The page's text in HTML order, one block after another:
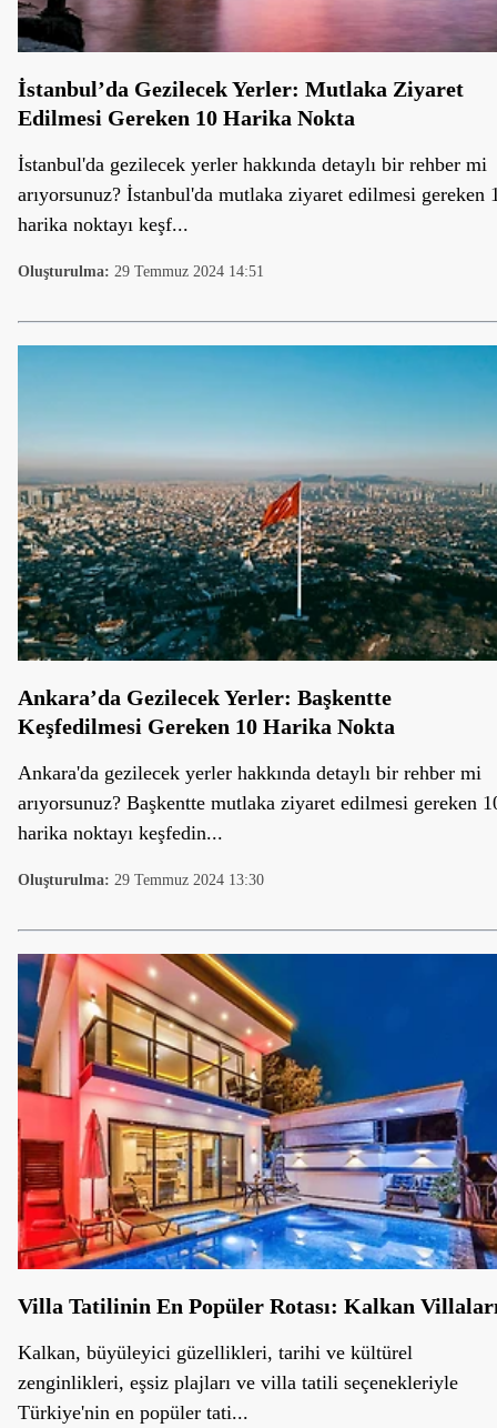
İstanbul’da Gezilecek Yerler: Mutlaka Ziyaret
Edilmesi Gereken 10 Harika Nokta
İstanbul'da gezilecek yerler hakkında detaylı bir rehber mi
arıyorsunuz? İstanbul'da mutlaka ziyaret edilmesi gereken
harika noktayı keşf...
Oluşturulma: 29 Temmuz 2024 14:51
Ankara’da Gezilecek Yerler: Başkentte
Keşfedilmesi Gereken 10 Harika Nokta
Ankara'da gezilecek yerler hakkında detaylı bir rehber mi
arıyorsunuz? Başkentte mutlaka ziyaret edilmesi gereken
harika noktayı keşfedin...
Oluşturulma: 29 Temmuz 2024 13:30
Villa Tatilinin En Popüler Rotası: Kalkan
Kalkan, büyüleyici güzellikleri, tarihi ve kültürel
zenginlikleri, eşsiz plajları ve villa tatili seçenekleriyle
Türkiye'nin en popüler tati...